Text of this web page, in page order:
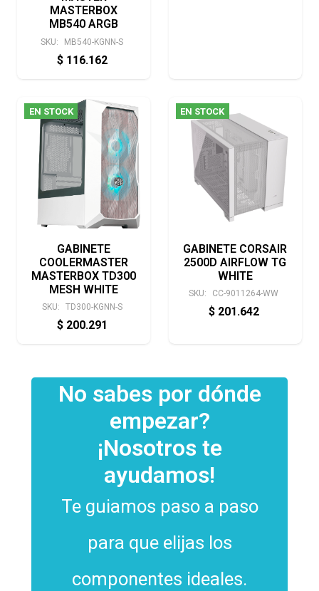
MASTERBOX
MB540 ARGB
SKU: MB540-KGNN-S
$ 116.162
EN STOCK
GABINETE
COOLERMASTER
MASTERBOX TD300
MESH WHITE
SKU: TD300-KGNN-S
$ 200.291
EN STOCK
GABINETE CORSAIR
2500D AIRFLOW TG
WHITE
SKU: CC-9011264-WW
$ 201.642
No sabes por dónde
empezar?
¡Nosotros te
ayudamos!
Te guiamos paso a paso
para que elijas los
componentes ideales.